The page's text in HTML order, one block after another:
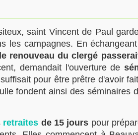
saint Vincent de Paul
les campagnes. En
le renouveau du clergé
demandait l'ouverture de
pour être prêtre d'avoir
fondent ainsi des
retraites de 15 jours pour